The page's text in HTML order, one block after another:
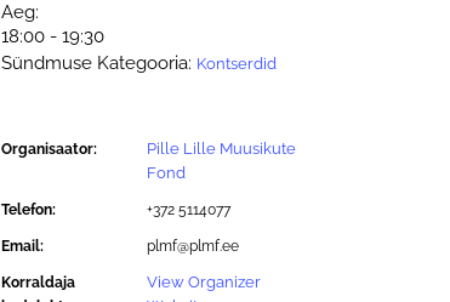
Aeg:
18:00 - 19:30
Sündmuse Kategooria: Kontserdid
Organisaator:
Pille Lille Muusikute
Fond
Telefon: +372 5114077
Email: plmf@plmf.ee
Korraldaja
View Organizer